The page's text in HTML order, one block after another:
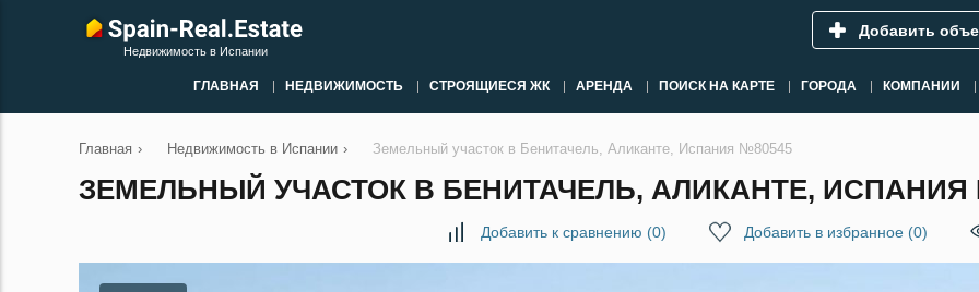
Недвижимость в Испании
Добавить
ГЛАВНАЯ НЕДВИЖИМОСТЬ СТРОЯЩИЕСЯ ЖК АРЕНДА ПОИСК НА КАРТЕ ГОРОДА КОМПАНИИ
Главная › Недвижимость в Испании › Земельный участок в Бенитачель, Аликанте, Испания №80545
ЗЕМЕЛЬНЫЙ УЧАСТОК В БЕНИТАЧЕЛЬ, АЛИКАНТЕ, ИСПАНИЯ
Добавить к сравнению (0) Добавить в избранное (0)